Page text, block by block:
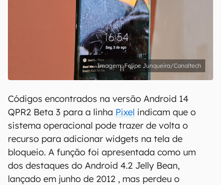
Felipe Junqueira/Canaltech
Códigos encontrados na versão Android 14
QPR2 Beta 3 para a linha Pixel indicam que o
sistema operacional pode trazer de volta o
recurso para adicionar widgets na tela de
bloqueio. A função foi apresentada como um
dos destaques do Android 4.2 Jelly Bean,
lançado em junho de 2012 , mas perdeu o